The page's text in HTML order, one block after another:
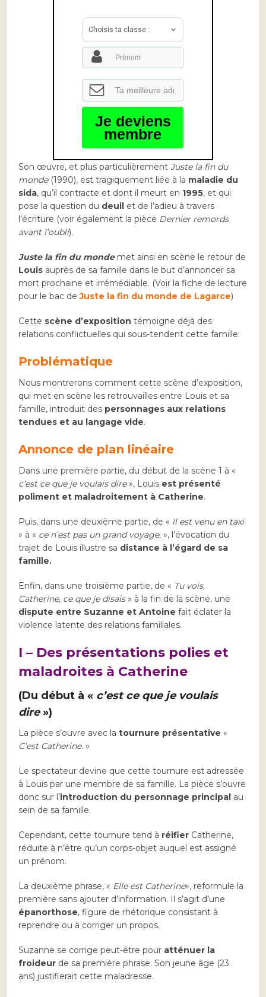
Choisis ta classe :
Je deviens
membre
Son œuvre, et plus particulièrementJuste la fin du
monde(1990), est tragiquement liée à la maladie du
sida, qu’il contracte et dont il meurt en 1995, et qui
pose la question du deuil et de l’adieu à travers
l’écriture (voir également la pièce Dernier remords
avant l’oubli).
Juste la fin du mondemet ainsi en scène le retour de
Louis auprès de sa famille dans le but d’annoncer sa
mort prochaine et irrémédiable. (Voir la fiche de lecture
pour le bac deJuste la fin du monde de Lagarce)
Cette scène d’exposition témoigne déjà des
relations conflictuelles qui sous-tendent cette famille.
Problématique
Nous montrerons comment cette scène d’exposition,
qui met en scène les retrouvailles entre Louis et sa
famille, introduit des personnages aux relations
tendues et au langage vide.
Annonce de plan linéaire
Dans une première partie, du début de la scène 1 à «
c’est ce que je voulais dire», Louis est présenté
poliment et maladroitement à Catherine.
Puis, dans une deuxième partie, de « Il est venu en taxi
» à « ce n’est pas un grand voyage. », l’évocation du
trajet de Louis illustre sa distance à l’égard de sa
famille.
Enfin, dans une troisième partie, de « Tu vois,
Catherine, ce que je disais» à la fin de la scène, une
dispute entre Suzanne et Antoine fait éclater la
violence latente des relations familiales.
I – Des présentations polies et
maladroites à Catherine
(Du début à « c’est ce que je voulais
dire»)
La pièce s’ouvre avec latournure présentative «
C’est Catherine. »
Le spectateur devine que cette tournure est adressée
à Louis par une membre de sa famille. La pièce s’ouvre
donc sur l’introduction du personnage principal au
sein de sa famille.
Cependant, cette tournure tend à réifier Catherine,
réduite à n’être qu’un corps-objet auquel est assigné
un prénom.
La deuxième phrase, « Elle est Catherine», reformule la
première sans ajouter d’information. Il s’agit d’une
épanorthose, figure de rhétorique consistant à
reprendre ou à corriger un propos.
Suzanne se corrige peut-être pour atténuer la
froideur de sa première phrase. Son jeune âge (23
ans) justifierait cette maladresse.